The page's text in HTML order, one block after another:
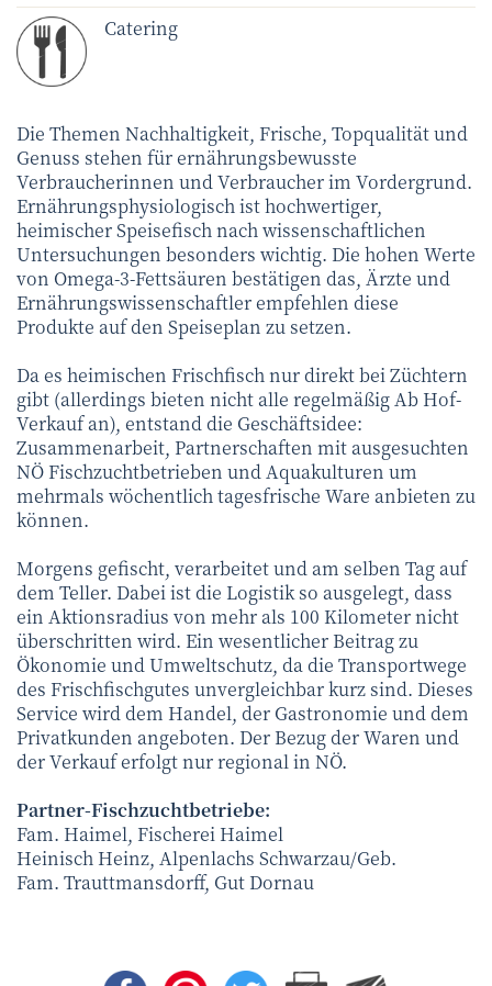
Catering
Die Themen Nachhaltigkeit, Frische, Topqualität und
Genuss stehen für ernährungsbewusste
Verbraucherinnen und Verbraucher im Vordergrund.
Ernährungsphysiologisch ist hochwertiger,
heimischer Speisefisch nach wissenschaftlichen
Untersuchungen besonders wichtig. Die hohen Werte
von Omega-3-Fettsäuren bestätigen das, Ärzte und
Ernährungswissenschaftler empfehlen diese
Produkte auf den Speiseplan zu setzen.
Da es heimischen Frischfisch nur direkt bei Züchtern
gibt (allerdings bieten nicht alle regelmäßig Ab Hof-
Verkauf an), entstand die Geschäftsidee:
Zusammenarbeit, Partnerschaften mit ausgesuchten
NÖ Fischzuchtbetrieben und Aquakulturen um
mehrmals wöchentlich tagesfrische Ware anbieten zu
können.
Morgens gefischt, verarbeitet und am selben Tag auf
dem Teller. Dabei ist die Logistik so ausgelegt, dass
ein Aktionsradius von mehr als 100 Kilometer nicht
überschritten wird. Ein wesentlicher Beitrag zu
Ökonomie und Umweltschutz, da die Transportwege
des Frischfischgutes unvergleichbar kurz sind. Dieses
Service wird dem Handel, der Gastronomie und dem
Privatkunden angeboten. Der Bezug der Waren und
der Verkauf erfolgt nur regional in NÖ.
Partner-Fischzuchtbetriebe:
Fam. Haimel, Fischerei Haimel
Heinisch Heinz, Alpenlachs Schwarzau/Geb.
Fam. Trauttmansdorff, Gut Dornau